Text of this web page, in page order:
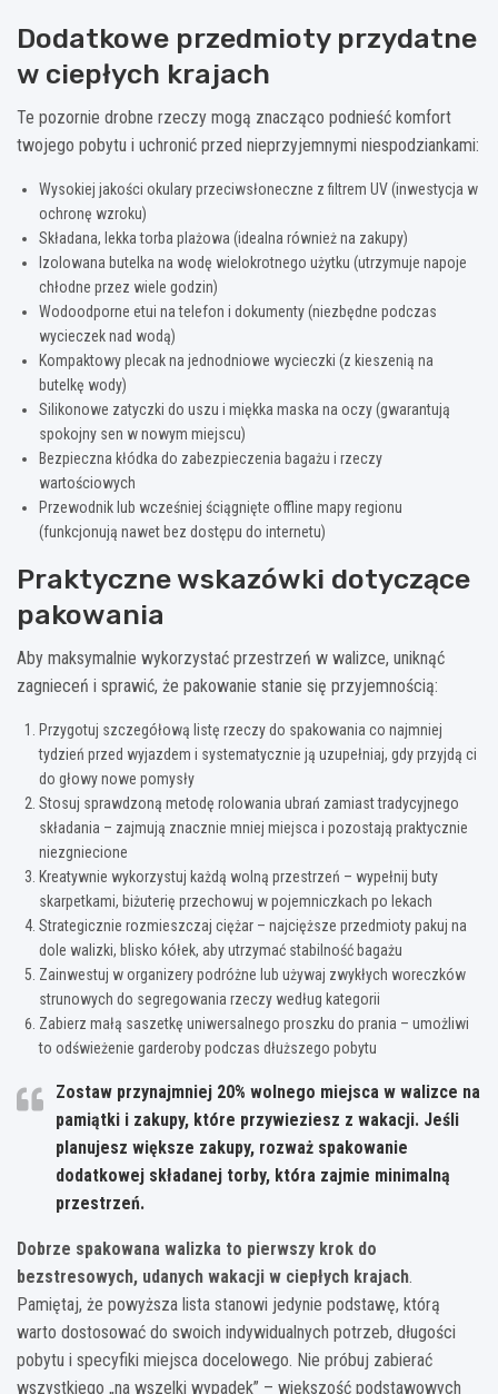
Dodatkowe przedmioty przydatne
w ciepłych krajach
Te pozornie drobne rzeczy mogą znacząco podnieść komfort
twojego pobytu i uchronić przed nieprzyjemnymi niespodziankami:
Wysokiej jakości okulary przeciwsłoneczne z filtrem UV (inwestycja w
ochronę wzroku)
Składana, lekka torba plażowa (idealna również na zakupy)
Izolowana butelka na wodę wielokrotnego użytku (utrzymuje napoje
chłodne przez wiele godzin)
Wodoodporne etui na telefon i dokumenty (niezbędne podczas
wycieczek nad wodą)
Kompaktowy plecak na jednodniowe wycieczki (z kieszenią na
butelkę wody)
Silikonowe zatyczki do uszu i miękka maska na oczy (gwarantują
spokojny sen w nowym miejscu)
Bezpieczna kłódka do zabezpieczenia bagażu i rzeczy
wartościowych
Przewodnik lub wcześniej ściągnięte offline mapy regionu
(funkcjonują nawet bez dostępu do internetu)
Praktyczne wskazówki dotyczące
pakowania
Aby maksymalnie wykorzystać przestrzeń w walizce, uniknąć
zagnieceń i sprawić, że pakowanie stanie się przyjemnością:
Przygotuj szczegółową listę rzeczy do spakowania co najmniej
tydzień przed wyjazdem i systematycznie ją uzupełniaj, gdy przyjdą ci
do głowy nowe pomysły
Stosuj sprawdzoną metodę rolowania ubrań zamiast tradycyjnego
składania – zajmują znacznie mniej miejsca i pozostają praktycznie
niezgniecione
Kreatywnie wykorzystuj każdą wolną przestrzeń – wypełnij buty
skarpetkami, biżuterię przechowuj w pojemniczkach po lekach
Strategicznie rozmieszczaj ciężar – najcięższe przedmioty pakuj na
dole walizki, blisko kółek, aby utrzymać stabilność bagażu
Zainwestuj w organizery podróżne lub używaj zwykłych woreczków
strunowych do segregowania rzeczy według kategorii
Zabierz małą saszetkę uniwersalnego proszku do prania – umożliwi
to odświeżenie garderoby podczas dłuższego pobytu
Zostaw przynajmniej 20% wolnego miejsca w walizce na
pamiątki i zakupy, które przywieziesz z wakacji. Jeśli
planujesz większe zakupy, rozważ spakowanie
dodatkowej składanej torby, która zajmie minimalną
przestrzeń.
Dobrze spakowana walizka to pierwszy krok do
bezstresowych, udanych wakacji w ciepłych krajach.
Pamiętaj, że powyższa lista stanowi jedynie podstawę, którą
warto dostosować do swoich indywidualnych potrzeb, długości
pobytu i specyfiki miejsca docelowego. Nie próbuj zabierać
wszystkiego „na wszelki wypadek” – większość podstawowych